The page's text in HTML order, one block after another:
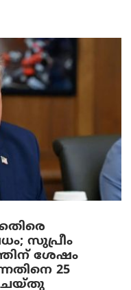
സുപ്രീം
ശേഷം
25